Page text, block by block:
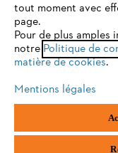
Politique de
Mentions légales
ANDREAS STIHL NV,
België/Belgique
VAT Number: BE
en charge, et
peuvent fonctionner
optimale de notre
l'un des navigateurs
firefox
tout moment avec
page.
Pour de plus amples
notre Politique de
matière de cookies.
Mentions légales